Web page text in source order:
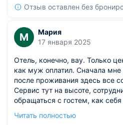
Отзыв оставлен без
М
Мария
17 января 2025
Отель, конечно, вау. Только
как муж оплатил. Сначала
после проживания здесь все
Сервис тут на высоте,
обращаться с гостем, как
чистоту даже говорить не
Читать полностью